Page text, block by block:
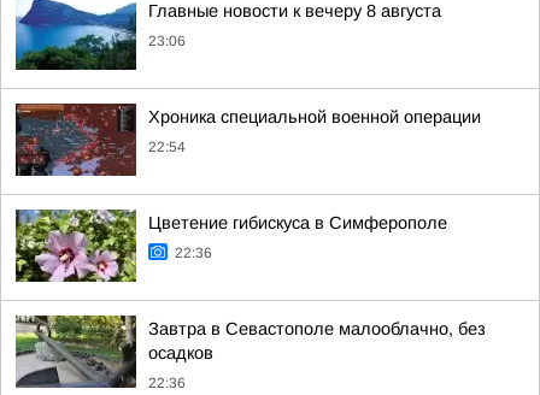
Главные новости к вечеру 8 августа
23:06
Хроника специальной военной операции
22:54
Цветение гибискуса в Симферополе
22:36
Завтра в Севастополе малооблачно, без
осадков
22:36